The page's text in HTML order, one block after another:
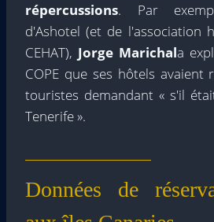
répercussions. Par
d'Ashotel (et de l'association
CEHAT), Jorge Marichala
COPE que ses hôtels avaient
touristes demandant « s'il
Tenerife ».
Données de